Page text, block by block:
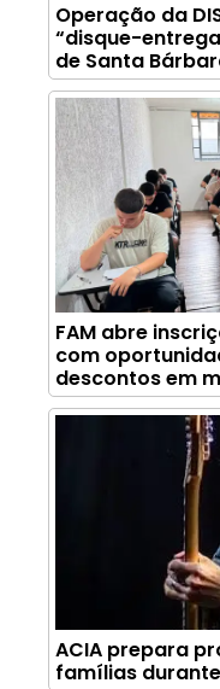
Operação da
“disque-
de Santa
FAM abre
com
descontos em
ACIA prepara
famílias durante